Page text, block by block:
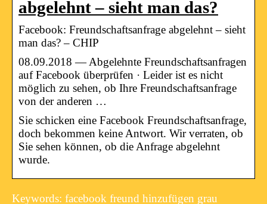
abgelehnt – sieht man das?
Facebook: Freundschaftsanfrage abgelehnt – sieht
man das? – CHIP
08.09.2018 — Abgelehnte Freundschaftsanfragen
auf Facebook überprüfen · Leider ist es nicht
möglich zu sehen, ob Ihre Freundschaftsanfrage
von der anderen …
Sie schicken eine Facebook Freundschaftsanfrage,
doch bekommen keine Antwort. Wir verraten, ob
Sie sehen können, ob die Anfrage abgelehnt
wurde.
Keywords: facebook freund hinzufügen grau